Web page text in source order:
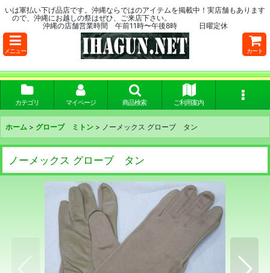
いは軍払い下げ品店です。沖縄ならではのアイテムを掲載中！実店舗もあります
ので、沖縄にお越しの祭はぜひ、ご来店下さい。
沖縄の店舗営業時間 午前11時〜午後8時 日曜定休
メニュー カート
カテゴリ マイページ 商品検索 ご利用案内
ホーム > グローブ ミトン > ノーメックス グローブ タン
ノーメックス グローブ タン